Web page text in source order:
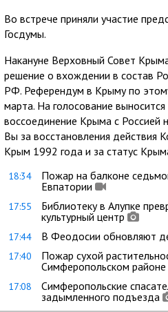
Во встрече приняли участие
Госдумы.
Накануне Верховный Совет
решение о вхождении в состав
РФ. Референдум в Крыму по
марта. На голосование
воссоединение Крыма с Россией
Вы за восстановления действия
Крым 1992 года и за статус
18:34
Пожар на балконе
Евпатории
17:55
Библиотеку в Алупке
культурный центр
17:44 В Феодосии обновляют
17:40
Пожар сухой
Симферопольском районе
17:08
Симферопольские
задымленного подъезда